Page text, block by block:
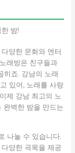
밤!
양한 문화와 엔터
래방은 친구들과
히죠. 강남의 노래
있어, 노래를 사랑
제 강남 최고의 노
완벽한 밤을 만드는
나눌 수 있습니다.
양한 곡목을 제공